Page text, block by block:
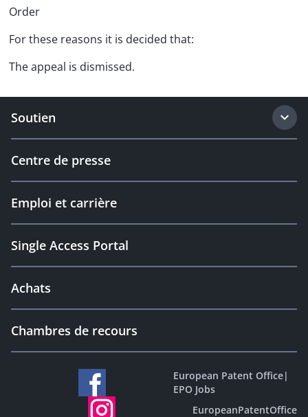
Order
For these reasons it is decided that:
The appeal is dismissed.
Soutien
Centre de presse
Emploi et carrière
Single Access Portal
Achats
Chambres de recours
European Patent Office|
EPO Jobs
EuropeanPatentOffice